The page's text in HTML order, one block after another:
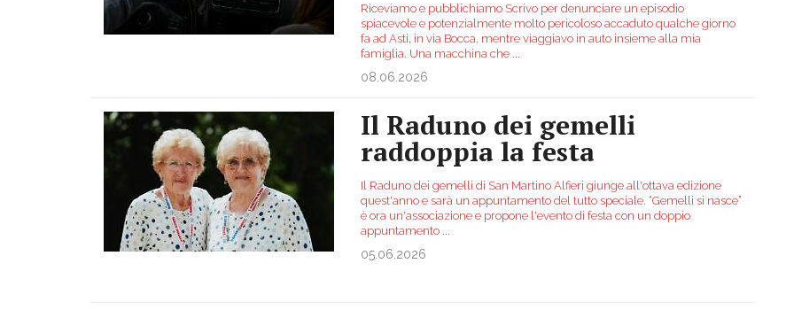
Riceviamo e pubblichiamo Scrivo per denunciare un episodio
spiacevole e potenzialmente molto pericoloso accaduto qualche giorno
fa ad Asti, in via Bocca, mentre viaggiavo in auto insieme alla mia
famiglia. Una macchina che
08.06.2026
Il Raduno dei gemelli
raddoppia la festa
Il Raduno dei gemelli di San Martino Alfieri giunge all'ottava edizione
quest'anno e sarà un appuntamento del tutto speciale. “Gemelli si nasce”
è ora un'associazione e propone l'evento di festa con un doppio
appuntamento
05.06.2026